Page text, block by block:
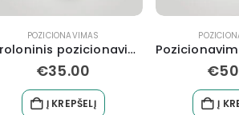
POZICIONAVIMAS
Poroloninis pozicionavimo volas
€35.00
Į KREPŠELĮ
€
Į